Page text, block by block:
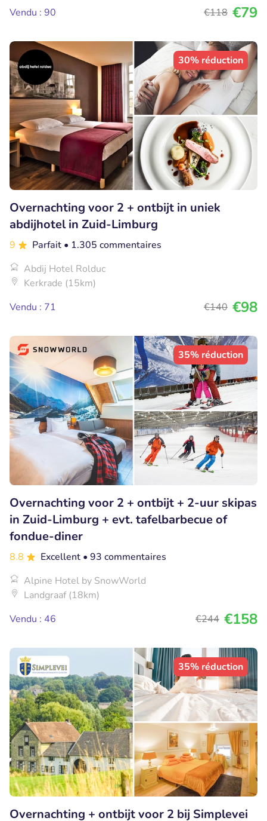
Vendu : 90
€118 €79
30% réduction
Overnachting voor 2 + ontbijt in uniek
abdijhotel in Zuid-Limburg
9 Parfait • 1.305 commentaires
Abdij Hotel Rolduc
Kerkrade (15km)
Vendu : 71
€140 €98
35% réduction
Overnachting voor 2 + ontbijt + 2-uur skipas
in Zuid-Limburg + evt. tafelbarbecue of
fondue-diner
8.8 Excellent • 93 commentaires
Alpine Hotel by SnowWorld
Landgraaf (18km)
Vendu : 46
€244 €158
35% réduction
Overnachting + ontbijt voor 2 bij Simplevei